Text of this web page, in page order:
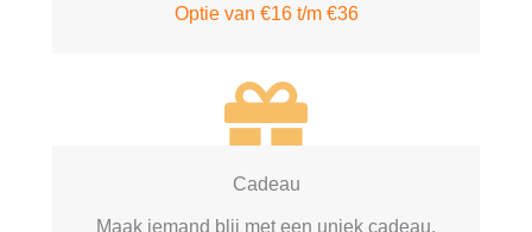
Optie van €16 t/m €36
Cadeau
Maak iemand blij met een uniek cadeau.